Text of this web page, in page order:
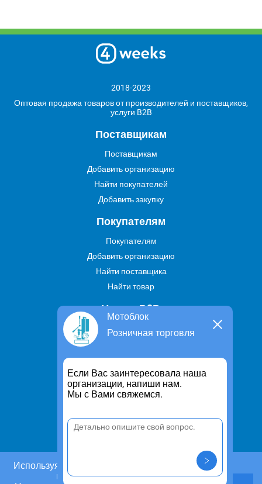
Мотоблок
Розничная торговля
Если Вас заинтересовала наша
организации, напиши нам.
Мы с Вами свяжемся.
Используя этот сайт, Вы даете согласие на
использование cookies.
2018-2023
Оптовая продажа товаров от производителей и поставщиков,
услуги B2B
Поставщикам
Поставщикам
Добавить организацию
Найти покупателей
Добавить закупку
Покупателям
Покупателям
Добавить организацию
Найти поставщика
Найти товар
Услуги В2В
Найти услугу
Предложить свою услугу
Дропшиппинг
Транспортные услуги
Информация
Политика конфиденциальности
Контакты